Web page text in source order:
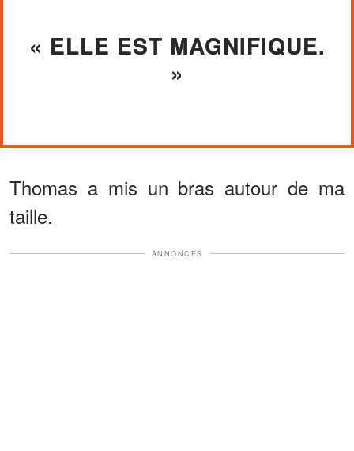
« ELLE EST MAGNIFIQUE.
»
Thomas a mis un bras autour de ma
taille.
ANNONCES